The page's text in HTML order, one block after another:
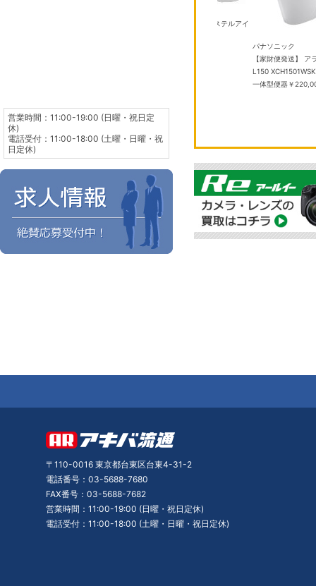
P TCF587 #SC1 パステルアイ
パナソニック
【家財便発送】 ア
L150
一体型便器￥
営業時間：11:00-19:00 (日曜・祝日定
休)
電話受付：11:00-18:00 (土曜・日曜・祝
日定休)
〒110-0016 東京都台東区台東4-31-2
電話番号：03-5688-7680
FAX番号：03-5688-7682
営業時間：11:00-19:00 (日曜・祝日定休)
電話受付：11:00-18:00 (土曜・日曜・祝日定休)